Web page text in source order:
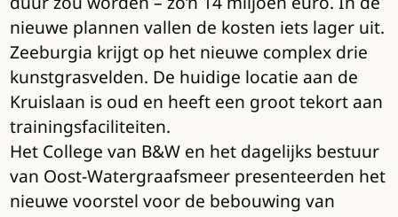
nieuwe plannen vallen de kosten iets lager uit.
Zeeburgia krijgt op het nieuwe complex drie
kunstgrasvelden. De huidige locatie aan de
Kruislaan is oud en heeft een groot tekort aan
trainingsfaciliteiten.
Het College van B&W en het dagelijks bestuur
van Oost-Watergraafsmeer presenteerden het
nieuwe voorstel voor de bebouwing van